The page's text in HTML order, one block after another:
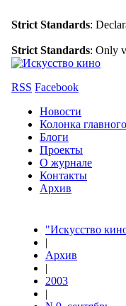
Strict Standards:
Strict Standards: Only
RSS Facebook
Новости
Колонка
Блоги
Проекты
О журнале
Контакты
Архив
"Искусство
|
Архив
|
2003
|